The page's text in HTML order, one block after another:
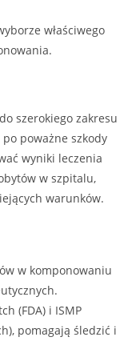
właściwego
szerokiego zakresu
poważne szkody
wyniki leczenia
w szpitalu,
warunków.
w komponowaniu
(FDA) i ISMP
pomagają śledzić i